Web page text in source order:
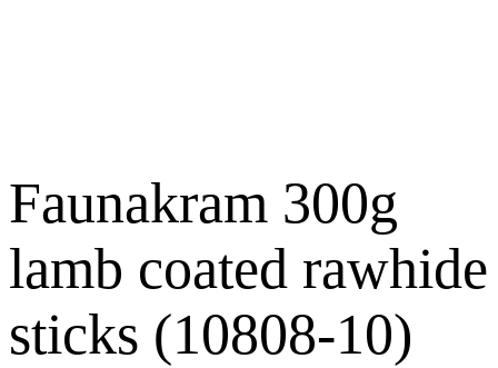
Faunakram 300g
lamb coated rawhide
sticks (10808-10)